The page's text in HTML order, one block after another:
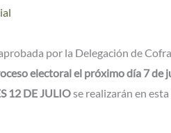
por la Delegación de
electoral el próximo día 7 de
12 DE JULIOse realizarán en esta